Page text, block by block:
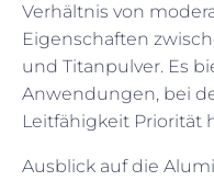
Verhältnis von
Eigenschaften
und Titanpulver. Es
Anwendungen, bei
Leitfähigkeit Priorität
Ausblick auf die